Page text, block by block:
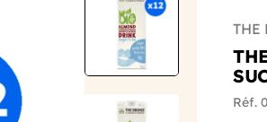
THE
Réf.